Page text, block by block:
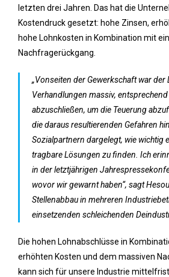
letzten drei Jahren. Das hat die
Kostendruck gesetzt: hohe Zinsen,
hohe Lohnkosten in Kombination mit
Nachfragerückgang.
„Vonseiten der Gewerkschaft war der
Verhandlungen massiv,
abzuschließen, um die Teuerung
die daraus resultierenden Gefahren
Sozialpartnern dargelegt, wie wichtig
tragbare Lösungen zu finden. Ich
in der letztjährigen
wovor wir gewarnt haben“, sagt
Stellenabbau in mehreren
einsetzenden schleichenden
Die hohen Lohnabschlüsse in
erhöhten Kosten und dem massiven
kann sich für unsere Industrie